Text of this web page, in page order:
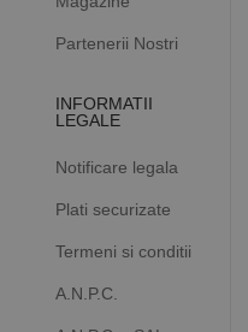
Partenerii Nostri
INFORMATII
LEGALE
Notificare legala
Plati securizate
Termeni si conditii
A.N.P.C.